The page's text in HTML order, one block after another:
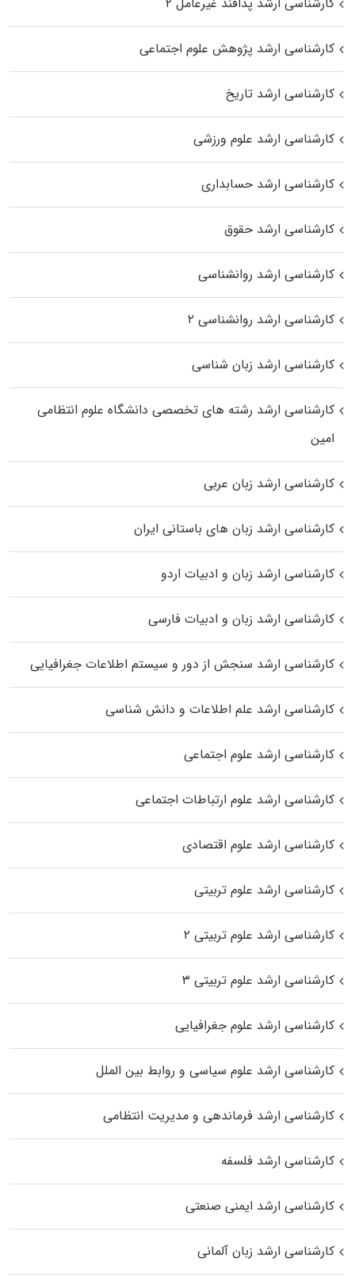
کارشناسی ارشد پژوهش علوم اجتماعی
کارشناسی ارشد تاریخ
کارشناسی ارشد علوم ورزشی
کارشناسی ارشد حسابداری
کارشناسی ارشد حقوق
کارشناسی ارشد روانشناسی
کارشناسی ارشد روانشناسی ۲
کارشناسی ارشد زبان شناسی
کارشناسی ارشد رﺷﺘﻪ ﻫﺎی تخصصی داﻧﺸﮕﺎه ﻋﻠﻮم انتظامی
اﻣﻴﻦ
کارشناسی ارشد زبان عربی
کارشناسی ارشد زبان‌ های باستانی ایران
کارشناسی ارشد زبان و ادبیات اردو
کارشناسی ارشد زبان و ادبیات فارسی
کارشناسی ارشد سنجش از دور و سیستم اطلاعات جغرافیایی
کارشناسی ارشد علم اطلاعات و دانش شناسی
کارشناسی ارشد علوم اجتماعی
کارشناسی ارشد علوم ارتباطات اجتماعی
کارشناسی ارشد علوم اقتصادی
کارشناسی ارشد علوم تربیتی
کارشناسی ارشد علوم تربیتی ۲
کارشناسی ارشد علوم تربیتی ۳
کارشناسی ارشد علوم جغرافیایی
کارشناسی ارشد علوم سیاسی و روابط بین الملل
کارشناسی ارشد فرماندهی و مدیریت انتظامی
کارشناسی ارشد فلسفه
کارشناسی ارشد ایمنی صنعتی
کارشناسی ارشد زبان آلمانی